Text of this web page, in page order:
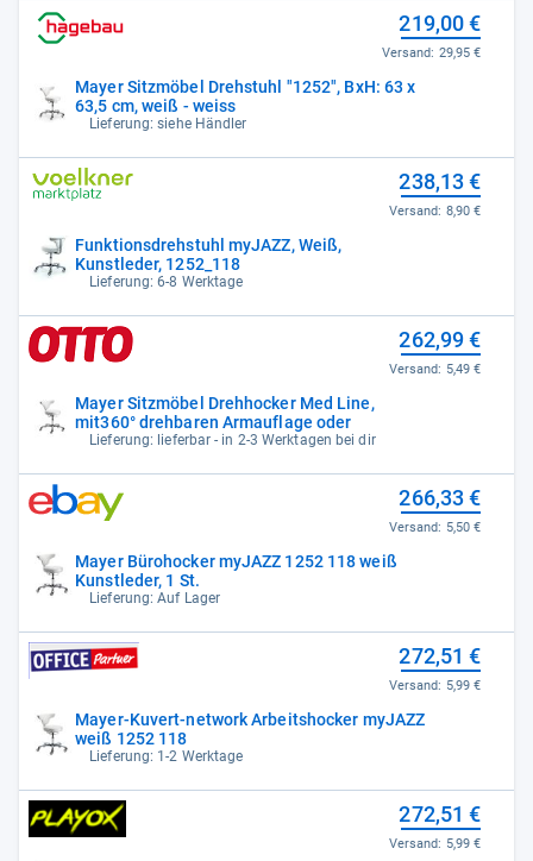
Mayer Sitzmöbel Drehstuhl "1252", BxH: 63 x
63,5 cm, weiß - weiss
Lieferung: siehe Händler
219,00 €
Versand: 29,95 €
Funktionsdrehstuhl myJAZZ, Weiß,
Kunstleder, 1252_118
Lieferung: 6-8 Werktage
238,13 €
Versand: 8,90 €
Mayer Sitzmöbel Drehhocker Med Line,
mit360° drehbaren Armauflage oder
Lieferung: lieferbar - in 2-3 Werktagen bei dir
262,99 €
Versand: 5,49 €
Mayer Bürohocker myJAZZ 1252 118 weiß
Kunstleder, 1 St.
Lieferung: Auf Lager
266,33 €
Versand: 5,50 €
Mayer-Kuvert-network Arbeitshocker myJAZZ
weiß 1252 118
Lieferung: 1-2 Werktage
272,51 €
Versand: 5,99 €
272,51 €
Versand: 5,99 €